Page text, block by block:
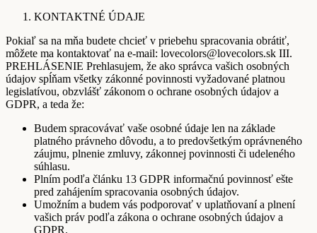
KONTAKTNÉ ÚDAJE
Pokiaľ sa na mňa budete chcieť v priebehu spracovania obrátiť,
môžete ma kontaktovať na e-mail: lovecolors@lovecolors.sk III.
PREHLÁSENIE Prehlasujem, že ako správca vašich osobných
údajov spĺňam všetky zákonné povinnosti vyžadované platnou
legislatívou, obzvlášť zákonom o ochrane osobných údajov a
GDPR, a teda že:
Budem spracovávať vaše osobné údaje len na základe
platného právneho dôvodu, a to predovšetkým oprávneného
záujmu, plnenie zmluvy, zákonnej povinnosti či udeleného
súhlasu.
Plním podľa článku 13 GDPR informačnú povinnosť ešte
pred zahájením spracovania osobných údajov.
Umožním a budem vás podporovať v uplatňovaní a plnení
vašich práv podľa zákona o ochrane osobných údajov a
GDPR.